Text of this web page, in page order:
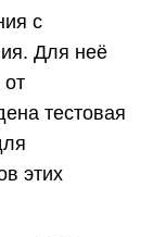
с
Для неё
от
тестовая
этих